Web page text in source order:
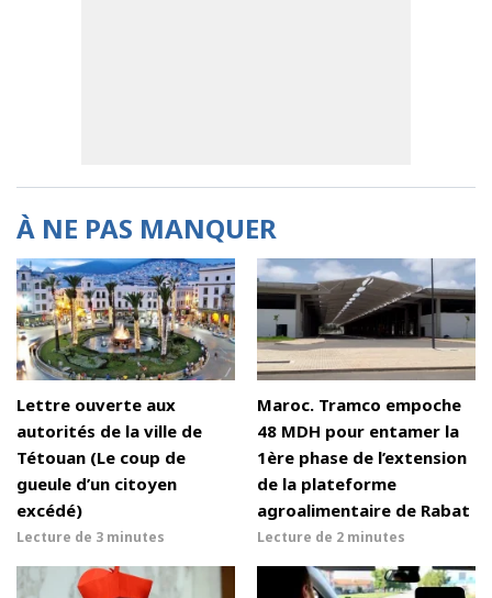
À NE PAS MANQUER
Lettre ouverte aux
autorités de la ville de
Tétouan (Le coup de
gueule d’un citoyen
excédé)
Lecture de 3 minutes
Maroc. Tramco empoche
48 MDH pour entamer la
1ère phase de l’extension
de la plateforme
agroalimentaire de Rabat
Lecture de 2 minutes